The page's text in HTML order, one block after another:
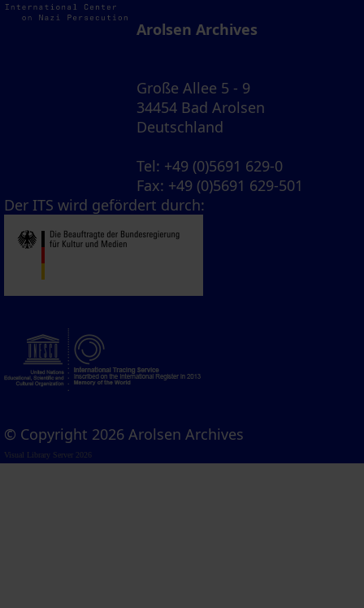
Arolsen Archives
Große Allee 5 - 9
34454 Bad Arolsen
Deutschland
Tel: +49 (0)5691 629-0
Fax: +49 (0)5691 629-501
Der ITS wird gefördert durch:
© Copyright 2026 Arolsen Archives
Visual Library Server 2026